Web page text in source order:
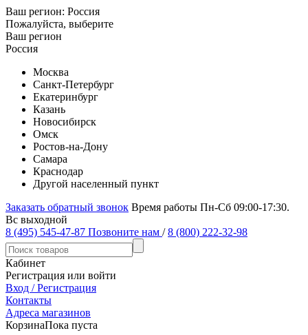
Ваш регион: Россия
Пожалуйста, выберите
Ваш регион
Россия
Москва
Санкт-Петербург
Екатеринбург
Казань
Новосибирск
Омск
Ростов-на-Дону
Самара
Краснодар
Другой населенный пункт
Заказать обратный звонок Время работы Пн-Сб 09:00-17:30.
Вс выходной
8 (495) 545-47-87 Позвоните нам / 8 (800) 222-32-98
Кабинет
Регистрация или войти
Вход / Регистрация
Контакты
Адреса магазинов
КорзинаПока пуста